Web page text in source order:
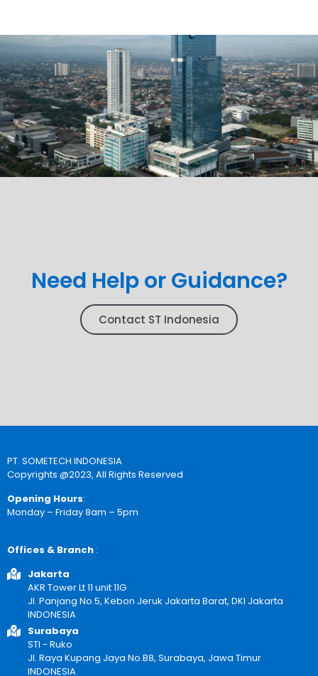
Need Help or Guidance?
Contact ST Indonesia
PT. SOMETECH INDONESIA
Copyrights @2023, All Rights Reserved
Opening Hours:
Monday – Friday 8am – 5pm
Offices & Branch :
Jakarta
AKR Tower Lt 11 unit 11G
Jl. Panjang No.5, Kebon Jeruk Jakarta Barat, DKI Jakarta
INDONESIA
Surabaya
STI - Ruko
Jl. Raya Kupang Jaya No.B8, Surabaya, Jawa Timur
INDONESIA